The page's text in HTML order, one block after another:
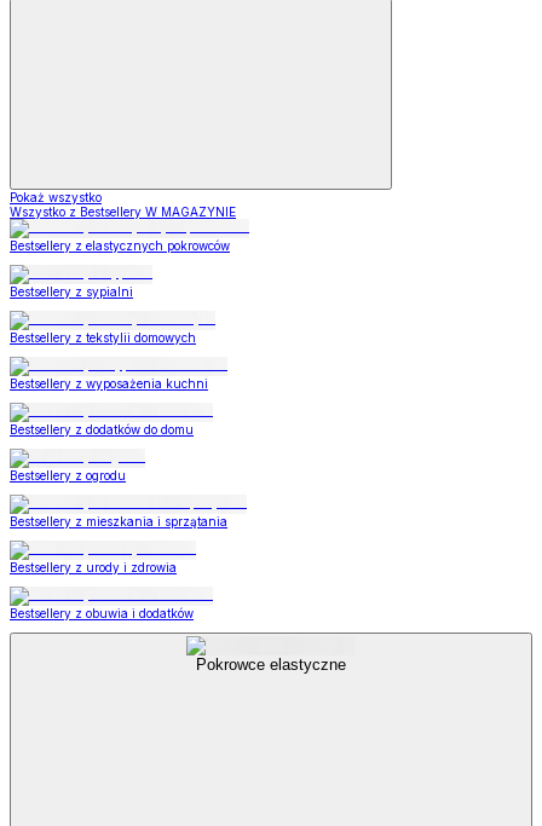
Pokaż wszystko
Wszystko z Bestsellery W MAGAZYNIE
Bestsellery z elastycznych pokrowców
Bestsellery z sypialni
Bestsellery z tekstylii domowych
Bestsellery z wyposażenia kuchni
Bestsellery z dodatków do domu
Bestsellery z ogrodu
Bestsellery z mieszkania i sprzątania
Bestsellery z urody i zdrowia
Bestsellery z obuwia i dodatków
Pokrowce elastyczne